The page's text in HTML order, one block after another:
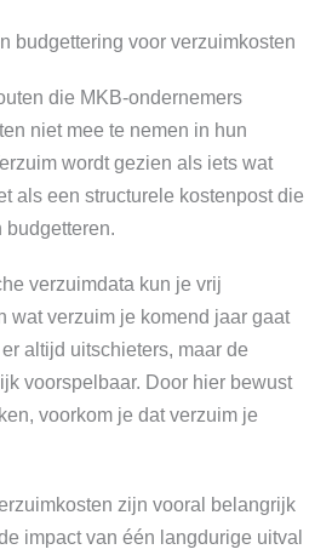
budgettering voor verzuimkosten
die MKB-ondernemers
niet mee te nemen in hun
wordt gezien als iets wat
als een structurele kostenpost die
budgetteren.
verzuimdata kun je vrij
wat verzuim je komend jaar gaat
altijd uitschieters, maar de
voorspelbaar. Door hier bewust
voorkom je dat verzuim je
zijn vooral belangrijk
impact van één langdurige uitval